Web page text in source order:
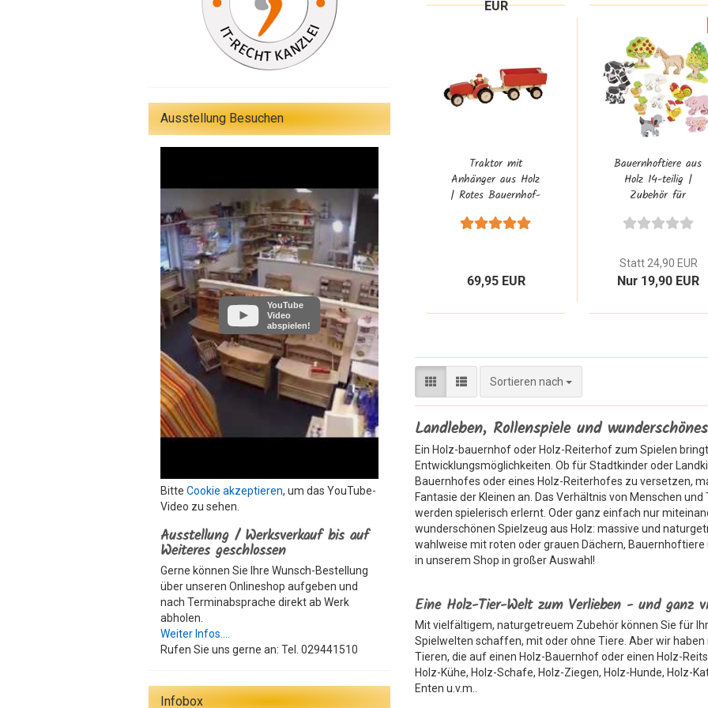
EUR
Traktor mit
Anhänger aus Holz
| Rotes Bauernhof-
69,95 EUR
Bauernhoftiere aus
Holz 14-teilig |
Zubehör für
Statt 24,90 EUR
Nur 19,90 EUR
Sortieren nach
Sortieren nach
Landleben, Rollenspiele und
Ein Holz-bauernhof oder Holz-Reiterhof zum Spielen
Entwicklungsmöglichkeiten. Ob für Stadtkinder oder
Bauernhofes oder eines Holz-Reiterhofes zu versetzen,
Fantasie der Kleinen an. Das Verhältnis von Menschen
werden spielerisch erlernt. Oder ganz einfach nur
wunderschönen Spielzeug aus Holz: massive und
wahlweise mit roten oder grauen Dächern,
in unserem Shop in großer Auswahl!
Eine Holz-Tier-Welt zum Verlieben - und ganz
Mit vielfältigem, naturgetreuem Zubehör können Sie für
Spielwelten schaffen, mit oder ohne Tiere. Aber wir
Tieren, die auf einen Holz-Bauernhof oder einen Holz-
Holz-Kühe, Holz-Schafe, Holz-Ziegen, Holz-Hunde, Holz-
Enten u.v.m..
Ausstellung Besuchen
YouTube
Video
abspielen!
Bitte Cookie akzeptieren, um das YouTube-
Video zu sehen.
Ausstellung / Werksverkauf bis auf
Weiteres geschlossen
Gerne können Sie Ihre Wunsch-Bestellung
über unseren Onlineshop aufgeben und
nach Terminabsprache direkt ab Werk
abholen.
Weiter Infos....
Rufen Sie uns gerne an: Tel. 029441510
Infobox